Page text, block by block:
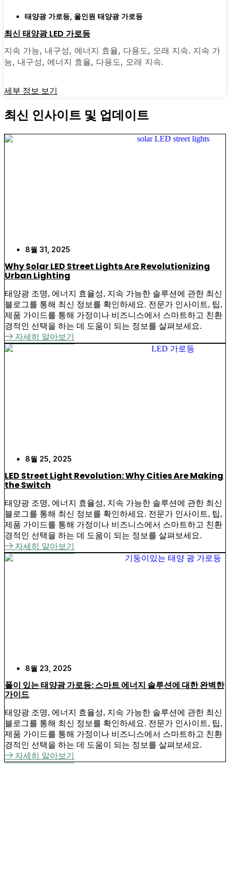
태양광 가로등 올인원 태양광 가로등
최신 태양광 LED 가로등
지속 가능, 내구성, 에너지 효율, 다용도, 오래 지속. 지속 가
능, 내구성, 에너지 효율, 다용도, 오래 지속.
세부 정보 보기
최신 인사이트 및 업데이트
8월 31, 2025
Why Solar LED Street Lights Are Revolutionizing
Urban Lighting
태양광 조명, 에너지 효율성, 지속 가능한 솔루션에 관한 최신
블로그를 통해 최신 정보를 확인하세요. 전문가 인사이트, 팁,
제품 가이드를 통해 가정이나 비즈니스에서 스마트하고 친환
경적인 선택을 하는 데 도움이 되는 정보를 살펴보세요.
자세히 알아보기
8월 25, 2025
LED Street Light Revolution: Why Cities Are Making
the Switch
태양광 조명, 에너지 효율성, 지속 가능한 솔루션에 관한 최신
블로그를 통해 최신 정보를 확인하세요. 전문가 인사이트, 팁,
제품 가이드를 통해 가정이나 비즈니스에서 스마트하고 친환
경적인 선택을 하는 데 도움이 되는 정보를 살펴보세요.
자세히 알아보기
8월 23, 2025
폴이 있는 태양광 가로등: 스마트 에너지 솔루션에 대한 완벽한
가이드
태양광 조명, 에너지 효율성, 지속 가능한 솔루션에 관한 최신
블로그를 통해 최신 정보를 확인하세요. 전문가 인사이트, 팁,
제품 가이드를 통해 가정이나 비즈니스에서 스마트하고 친환
경적인 선택을 하는 데 도움이 되는 정보를 살펴보세요.
자세히 알아보기